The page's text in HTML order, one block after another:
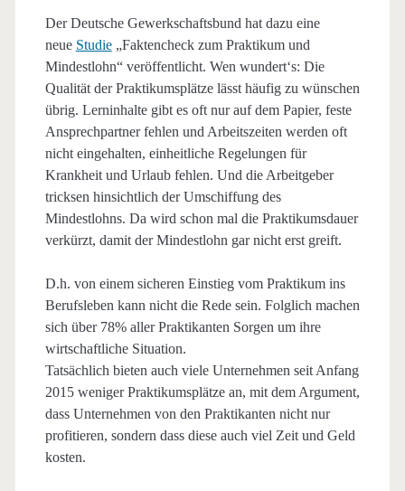
Der Deutsche Gewerkschaftsbund hat dazu eine
neue Studie„Faktencheck zum Praktikum und
Mindestlohn“ veröffentlicht. Wen wundert‘s: Die
Qualität der Praktikumsplätze lässt häufig zu wünschen
übrig. Lerninhalte gibt es oft nur auf dem Papier, feste
Ansprechpartner fehlen und Arbeitszeiten werden oft
nicht eingehalten, einheitliche Regelungen für
Krankheit und Urlaub fehlen. Und die Arbeitgeber
tricksen hinsichtlich der Umschiffung des
Mindestlohns. Da wird schon mal die Praktikumsdauer
verkürzt, damit der Mindestlohn gar nicht erst greift.
D.h. von einem sicheren Einstieg vom Praktikum ins
Berufsleben kann nicht die Rede sein. Folglich machen
sich über 78% aller Praktikanten Sorgen um ihre
wirtschaftliche Situation.
Tatsächlich bieten auch viele Unternehmen seit Anfang
2015 weniger Praktikumsplätze an, mit dem Argument,
dass Unternehmen von den Praktikanten nicht nur
profitieren, sondern dass diese auch viel Zeit und Geld
kosten.